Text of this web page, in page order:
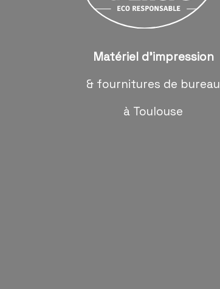
Matériel d'impression
& fournitures de bureau
à Toulouse